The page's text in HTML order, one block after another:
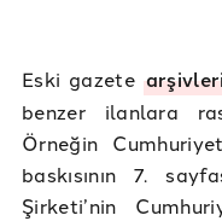
Eski gazete
benzer ilanlara
Örneğin
baskısının 7.
Şirketi’nin